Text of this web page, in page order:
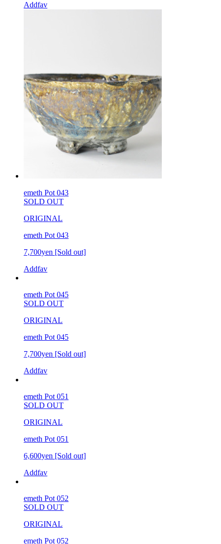
Addfav
emeth Pot 043
SOLD OUT
ORIGINAL
emeth Pot 043
7,700yen [Sold out]
Addfav
emeth Pot 045
SOLD OUT
ORIGINAL
emeth Pot 045
7,700yen [Sold out]
Addfav
emeth Pot 051
SOLD OUT
ORIGINAL
emeth Pot 051
6,600yen [Sold out]
Addfav
emeth Pot 052
SOLD OUT
ORIGINAL
emeth Pot 052